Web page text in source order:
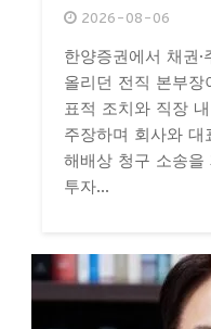
2026-08-06
한양증권에서 채권
올리던 전직 본부장
표적 조치와 직장
주장하며 회사와
해배상 청구 소송을
투자...